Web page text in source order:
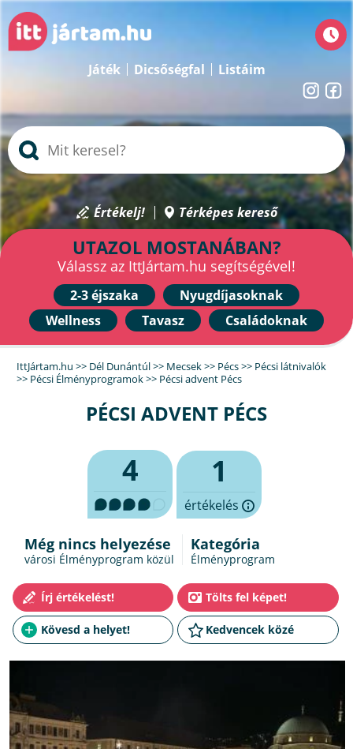
Játék Dicsőségfal Listáim
Értékelj! Térképes kereső
UTAZOL MOSTANÁBAN?
Válassz az IttJártam.hu segítségével!
2-3 éjszaka
Nyugdíjasoknak
Wellness
Tavasz Családoknak
IttJártam.hu >> Dél Dunántúl>> Mecsek>> Pécs>> Pécsi látnivalók
>> Pécsi Élményprogramok>> Pécsi advent Pécs
PÉCSI ADVENT PÉCS
4 1
értékelés
Még nincs helyezése
városi Élményprogram közül
Kategória
Élményprogram